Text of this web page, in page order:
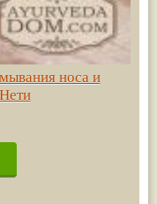
носа и